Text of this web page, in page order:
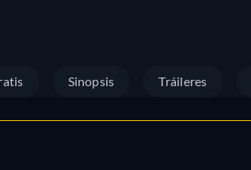
Sinopsis Tráileres